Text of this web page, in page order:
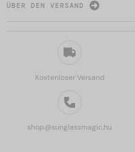
Kostenloser Versand
shop@sunglassmagic.hu
ÜBER DEN VERSAND